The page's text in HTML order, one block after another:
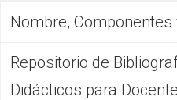
Nombre,
Repositorio de
Didácticos para